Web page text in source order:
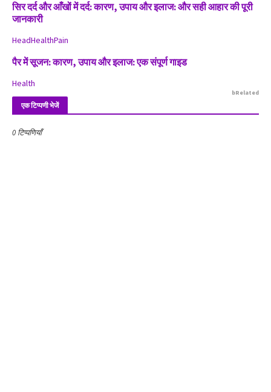
सिर दर्द और आँखों में दर्द: कारण, उपाय और इलाज: और सही आहार की पूरी
जानकारी
HeadHealthPain
पैर में सूजन: कारण, उपाय और इलाज: एक संपूर्ण गाइड
Health
bRelated
एक टिप्पणी भेजें
0 टिप्पणियाँ